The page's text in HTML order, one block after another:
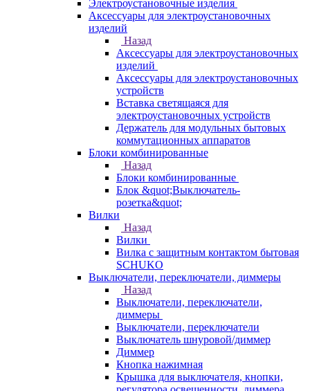
Электроустановочные изделия
Аксессуары для электроустановочных
изделий
Назад
Аксессуары для электроустановочных
изделий
Аксессуары для электроустановочных
устройств
Вставка светящаяся для
электроустановочных устройств
Держатель для модульных бытовых
коммутационных аппаратов
Блоки комбинированные
Назад
Блоки комбинированные
Блок &quot;Выключатель-
розетка&quot;
Вилки
Назад
Вилки
Вилка с защитным контактом бытовая
SCHUKO
Выключатели, переключатели, диммеры
Назад
Выключатели, переключатели,
диммеры
Выключатели, переключатели
Выключатель шнуровой/диммер
Диммер
Кнопка нажимная
Крышка для выключателя, кнопки,